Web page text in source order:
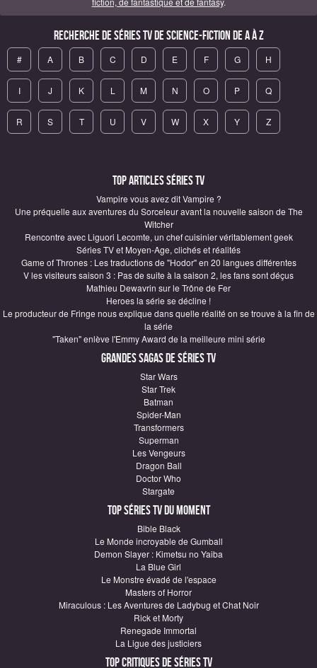
Recherche de Séries TV de science-fiction de A à Z
# A B C D E F G H
I J K L M N O P Q
R S T U V W X Y Z
Top articles Séries TV
Vampire vous avez dit Vampire ?
Une préquelle aux aventures du Sorceleur avant la nouvelle saison de The
Witcher
Rencontre avec Liguori Lecomte, un chef cuisinier véritablement geek
Séries TV et Moyen-Age, clichés et réalités
Game of Thrones : Les traductions de "Hodor" en 20 langues différentes
V les visiteurs saison 3 : Pas de suite à la saison 2, les fans sont déçus
Mathieu Dewavrin sur le Trône de Fer
Heroes la série se décline !
Le producteur de Fringe nous explique dans quelle réalité on se trouve à la fin de
la série
"Taken" enlève l'Emmy Award de la meilleure mini série
Grandes sagas de Séries TV
Star Wars
Star Trek
Batman
Spider-Man
Transformers
Superman
Les Vengeurs
Dragon Ball
Doctor Who
Stargate
Top Séries TV du moment
Bible Black
Le Monde incroyable de Gumball
Demon Slayer : Kimetsu no Yaiba
La Blue Girl
Le Monstre évadé de l'espace
Masters of Horror
Miraculous : Les Aventures de Ladybug et Chat Noir
Rick et Morty
Renegade Immortal
La Ligue des justiciers
Top critiques de Séries TV